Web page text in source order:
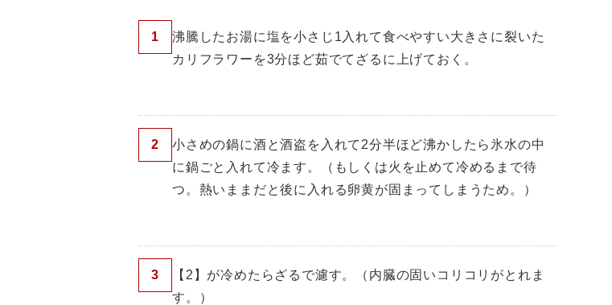
1
沸騰したお湯に塩を小さじ1入れて食べやすい大きさに裂いた
カリフラワーを3分ほど茹でてざるに上げておく。
2
小さめの鍋に酒と酒盗を入れて2分半ほど沸かしたら氷水の中
に鍋ごと入れて冷ます。（もしくは火を止めて冷めるまで待
つ。熱いままだと後に入れる卵黄が固まってしまうため。）
3
【2】が冷めたらざるで濾す。（内臓の固いコリコリがとれま
す。）